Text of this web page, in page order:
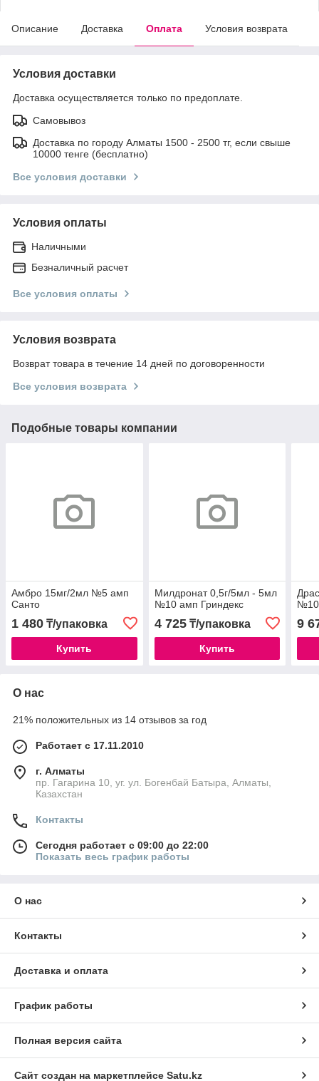
Описание Доставка Оплата Условия возврата
Условия доставки
Доставка осуществляется только по предоплате.
Самовывоз
Доставка по городу Алматы 1500 - 2500 тг, если свыше
10000 тенге (бесплатно)
Все условия доставки
Условия оплаты
Наличными
Безналичный расчет
Все условия оплаты
Условия возврата
Возврат товара в течение 14 дней по договоренности
Все условия возврата
Подобные товары компании
Амбро 15мг/2мл №5 амп
Санто
1 480 ₸/упаковка
Купить
Милдронат 0,5г/5мл - 5мл
№10 амп Гриндекс
4 725₸/упаковка
Купить
9
О нас
21% положительных из 14 отзывов за год
Работает с 17.11.2010
г. Алматы
пр. Гагарина 10, уг. ул. Богенбай Батыра, Алматы,
Казахстан
Контакты
Сегодня работает с 09:00 до 22:00
Показать весь график работы
О нас
Контакты
Доставка и оплата
График работы
Полная версия сайта
Сайт создан на маркетплейсе Satu.kz